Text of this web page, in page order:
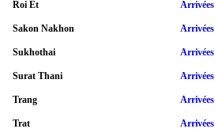
Roi Et Arrivées
Sakon Nakhon Arrivées
Sukhothai Arrivées
Surat Thani Arrivées
Trang Arrivées
Trat Arrivées